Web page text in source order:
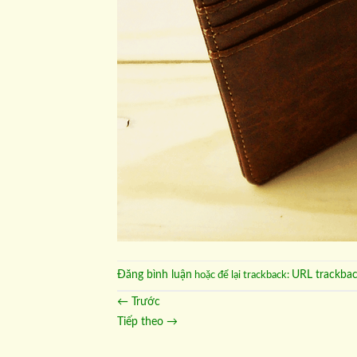
Đăng bình luận hoặc để lại trackback: URL
← Trước
Tiếp theo →